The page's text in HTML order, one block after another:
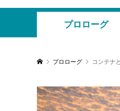
プロローグ
プロローグ コンテナ